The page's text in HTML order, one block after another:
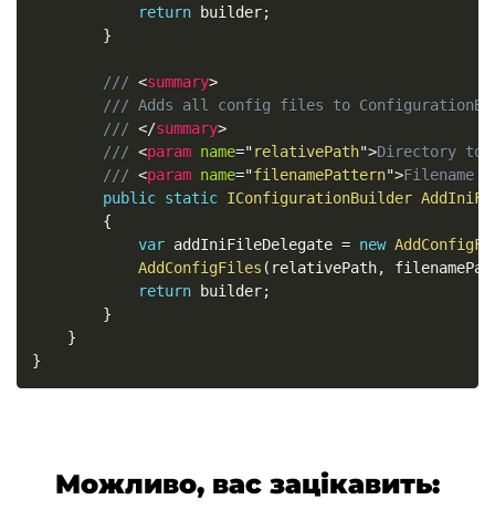
return builder;
}
/// <summary>
/// Adds all config files to
/// </summary>
/// <param name="relativePath">Directory to
/// <param name="filenamePattern">Filename
public static IConfigurationBuilder
{
var addIniFileDelegate = new
AddConfigFiles ( relativePath,
return builder;
}
}
}
Можливо, вас зацікавить: